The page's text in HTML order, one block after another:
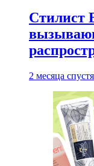
Стилист
2 месяца спустя